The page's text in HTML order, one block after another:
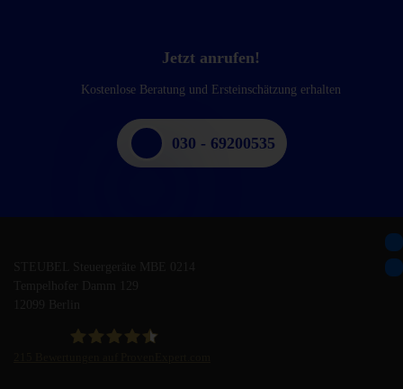
Jetzt anrufen!
Kostenlose Beratung und Ersteinschätzung erhalten
030 - 69200535